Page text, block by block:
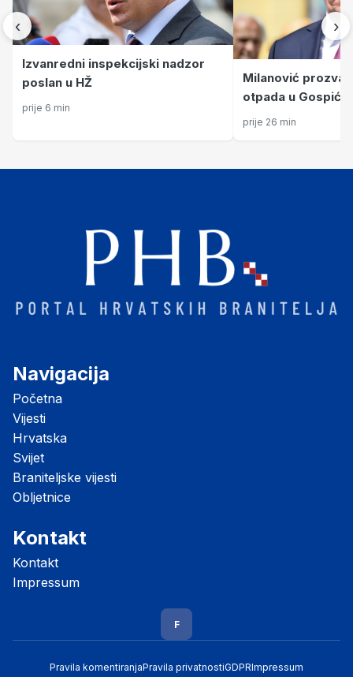
‹
Izvanredni inspekcijski nadzor
poslan u HŽ
prije 6 min
Milanović
otpada u
odgovarao za
prije 26 min
›
Navigacija
Početna
Vijesti
Hrvatska
Svijet
Braniteljske vijesti
Obljetnice
Kontakt
Kontakt
Impressum
F
Pravila komentiranjaPravila privatnostiGDPRImpressum